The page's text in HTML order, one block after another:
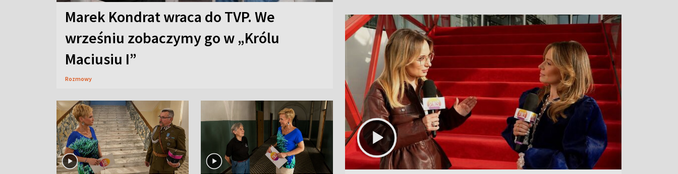
Marek Kondrat wraca do TVP. We
wrześniu zobaczymy go w „Królu
Maciusiu I”
Rozmowy